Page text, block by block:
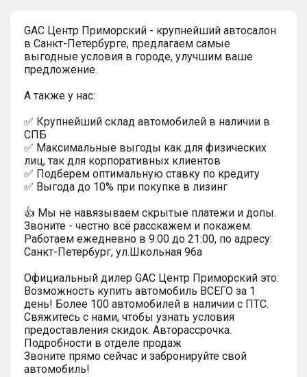
GAC Центр Приморский - крупнейший автосалон
в Санкт-Петербурге, предлагаем самые
выгодные условия в городе, улучшим ваше
предложение.
А также у нас:
✅ Крупнейший склад автомобилей в наличии в
СПБ
✅ Максимальные выгоды как для физических
лиц, так для корпоративных клиентов
✅ Подберем оптимальную ставку по кредиту
✅ Выгода до 10% при покупке в лизинг
👍 Мы не навязываем скрытые платежи и допы.
Звоните - честно всё расскажем и покажем.
Работаем ежедневно в 9:00 до 21:00, по адресу:
Санкт-Петербург, ул.Школьная 96а
Официальный дилер GАС Центр Приморский это:
Возможность купить автомобиль ВСЕГО за 1
день! Более 100 автомобилей в наличии с ПТС.
Свяжитесь с нами, чтобы узнать условия
предоставления скидок. Авторассрочка.
Подробности в отделе продаж
Звоните прямо сейчас и забронируйте свой
автомобиль!